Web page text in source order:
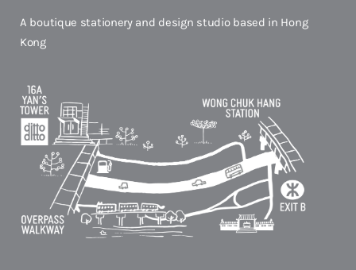
A boutique stationery and design studio based in Hong
Kong